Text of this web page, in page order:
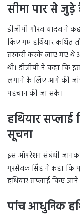
सीमा पार से जुड़े
डीजीपी गौरव यादव ने
किए गए हथियार कथित
तस्करी करके लाए गए थे
थी। डीजीपी ने कहा
लगाने के लिए आगे की
पहचान की जा सके।
हथियार सप्लाई
सूचना
इस ऑपरेशन संबंधी
गुरसेवक सिंह ने कहा कि
हथियार सप्लाई किए जाने
पांच आधुनिक